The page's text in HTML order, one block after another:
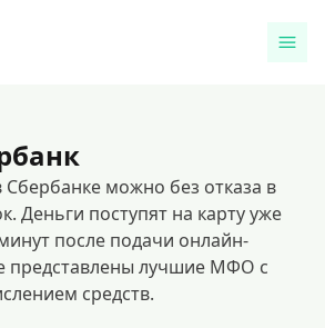
можно без отказа в
Деньги поступят на карту уже
после подачи онлайн-
представлены лучшие МФО с
средств.